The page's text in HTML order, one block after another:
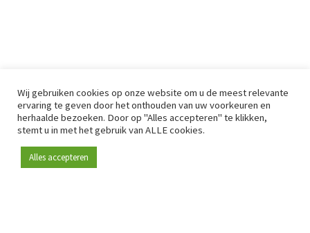
Wij gebruiken cookies op onze website om u de meest relevante
ervaring te geven door het onthouden van uw voorkeuren en
herhaalde bezoeken. Door op "Alles accepteren" te klikken,
stemt u in met het gebruik van ALLE cookies.
Alles accepteren